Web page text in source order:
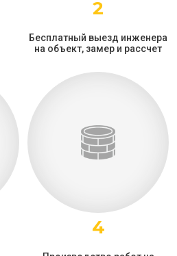
2
Бесплатный выезд инженера
на объект, замер и рассчет
4